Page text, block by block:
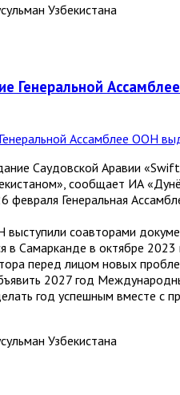
Узбекистана
Генеральной
Саудовской Аравии
сообщает ИА
февраля Генеральная
соавторами
Самарканде в октябре 2023
перед лицом новых
2027 год
год успешным вместе с
Узбекистана